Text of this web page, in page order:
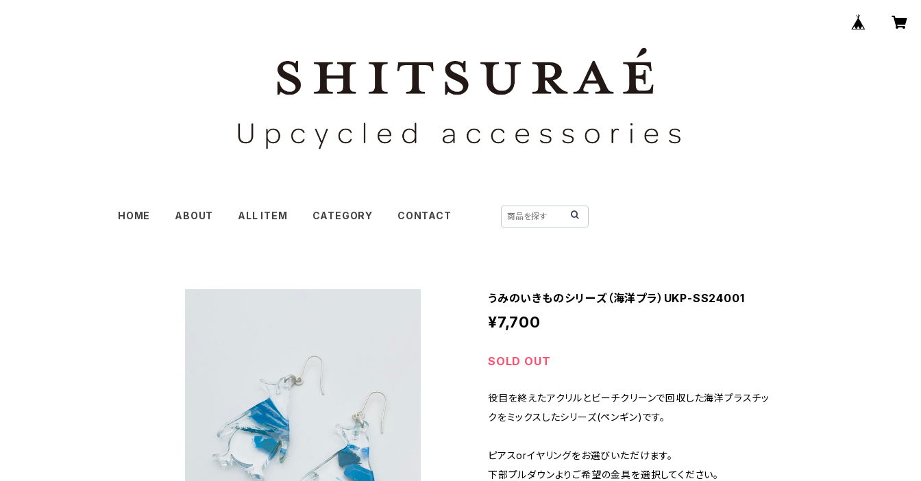
HOME ABOUT ALL ITEM CATEGORY CONTACT
うみのいきものシリーズ（海洋プラ）UKP-SS24001
¥7,700
SOLD OUT
役目を終えたアクリルとビーチクリーンで回収した海洋プラスチッ
クをミックスしたシリーズ(ペンギン)です。
ピアスorイヤリングをお選びいただけます。
下部プルダウンよりご希望の金具を選択してください。